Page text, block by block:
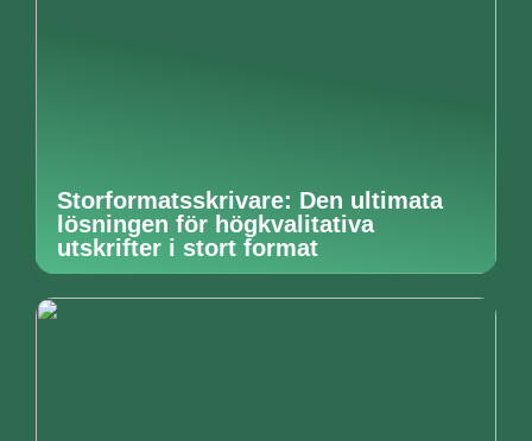
Storformatsskrivare: Den ultimata
lösningen för högkvalitativa
utskrifter i stort format